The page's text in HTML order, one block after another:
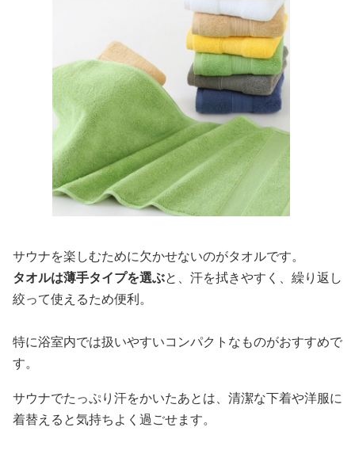
サウナを楽しむために欠かせないのがタオルです。
タオルは薄手タイプを選ぶと、汗を拭きやすく、繰り返し
絞って使えるため便利。
特に浴室内では扱いやすいコンパクトなものがおすすめで
す。
サウナでたっぷり汗をかいたあとは、清潔な下着や洋服に
着替えると気持ちよく過ごせます。